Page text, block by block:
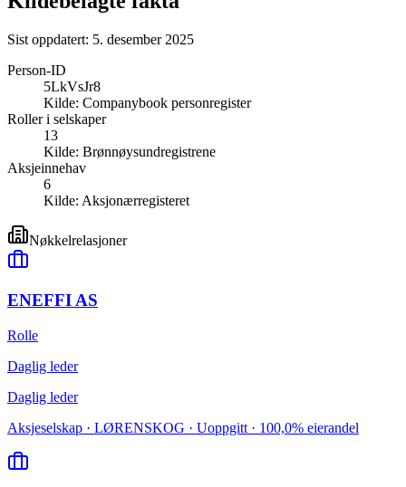
Sist oppdatert: 5. desember 2025
Person-ID
5LkVsJr8
Kilde: Companybook personregister
Roller i selskaper
13
Kilde: Brønnøysundregistrene
Aksjeinnehav
6
Kilde: Aksjonærregisteret
Nøkkelrelasjoner
ENEFFI AS
Rolle
Daglig leder
Daglig leder
Aksjeselskap · LØRENSKOG · Uoppgitt · 100,0% eierandel